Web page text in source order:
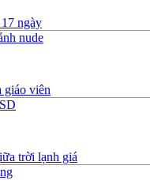
ngày
nude
giáo viên
trời lạnh giá